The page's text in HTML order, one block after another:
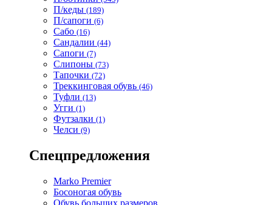
П/кеды (189)
П/сапоги (6)
Сабо (16)
Сандалии (44)
Сапоги (7)
Слипоны (73)
Тапочки (72)
Треккинговая обувь (46)
Туфли (13)
Угги (1)
Футзалки (1)
Челси (9)
Спецпредложения
Marko Premier
Босоногая обувь